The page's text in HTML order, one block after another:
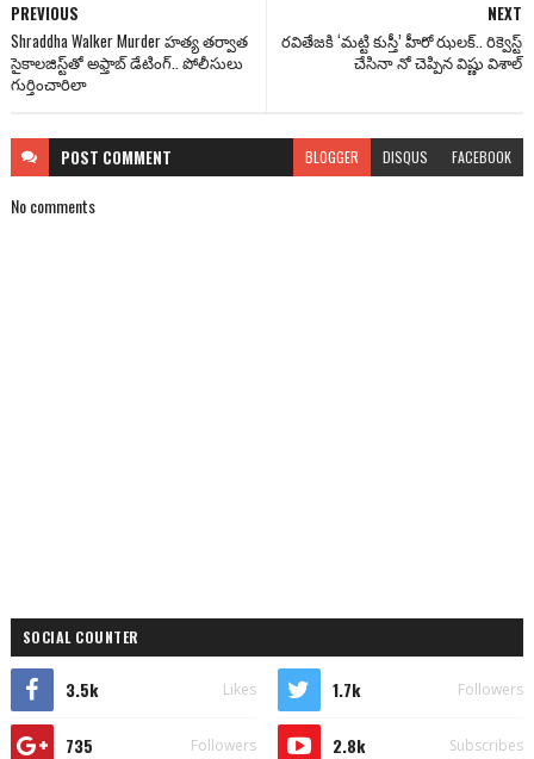
NEXT
రవితేజకి ‘మట్టి కుస్తీ’ హీరో ఝలక్.. రిక్వెస్ట్
చేసినా నో చెప్పిన విష్ణు విశాల్‌
PREVIOUS
Shraddha Walker Murder హత్య తర్వాత
సైకాలజిస్ట్‌తో అఫ్తాబ్ డేటింగ్.. పోలీసులు
గుర్తించారిలా
POST COMMENT BLOGGER DISQUS FACEBOOK
No comments
SOCIAL COUNTER
3.5k Likes 1.7k Followers
735 Followers 2.8k Subscribes